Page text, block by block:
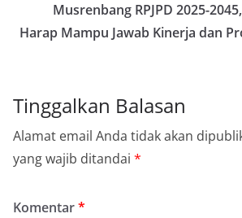
Musrenbang RPJPD 2025-
Harap Mampu Jawab Kinerja dan
Tinggalkan Balasan
Alamat email Anda tidak akan
yang wajib ditandai *
Komentar*